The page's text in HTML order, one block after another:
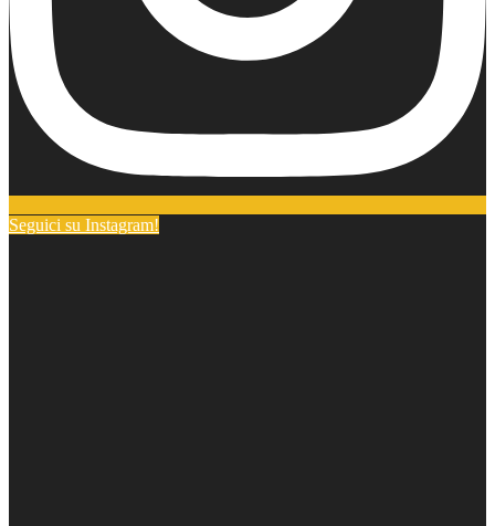
Seguici su Instagram!